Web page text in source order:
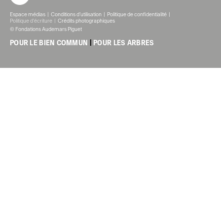
Espace médias Conditions d’utilisation
Politique de confidentialité
Politique d'écriture
Crédits photographiques
© Fondations Audemars Piguet
POUR LE BIEN COMMUN POUR LES ARBRES